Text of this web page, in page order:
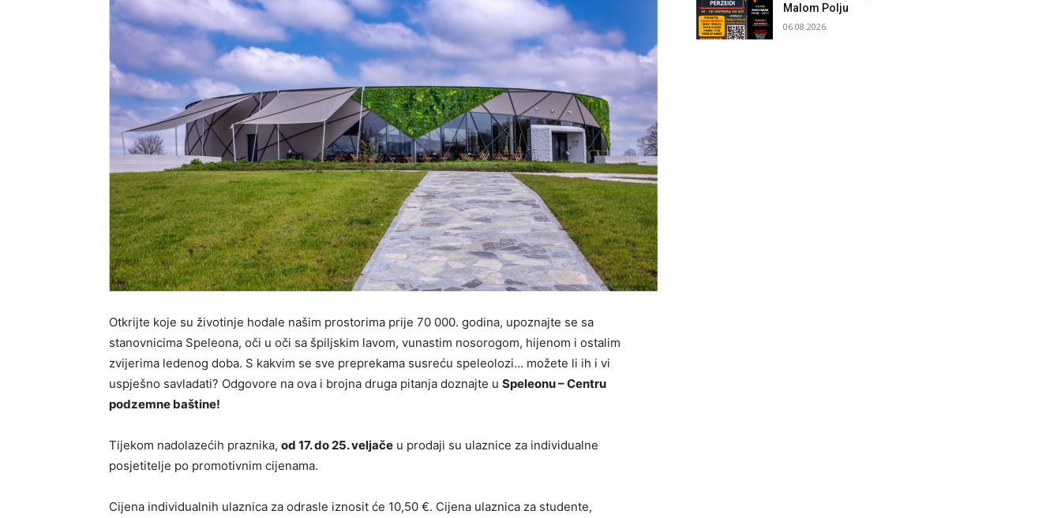
Otkrijte koje su životinje hodale našim prostorima prije 70 000. godina, upoznajte se sa
stanovnicima Speleona, oči u oči sa špiljskim lavom, vunastim nosorogom, hijenom i ostalim
zvijerima ledenog doba. S kakvim se sve preprekama susreću speleolozi… možete li ih i vi
uspješno savladati? Odgovore na ova i brojna druga pitanja doznajte u Speleonu – Centru
podzemne baštine!
Tijekom nadolazećih praznika, od 17. do 25. veljače u prodaji su ulaznice za individualne
posjetitelje po promotivnim cijenama.
Cijena individualnih ulaznica za odrasle iznosit će 10,50 €. Cijena ulaznica za studente,
Malom Polju
06.08.2026.